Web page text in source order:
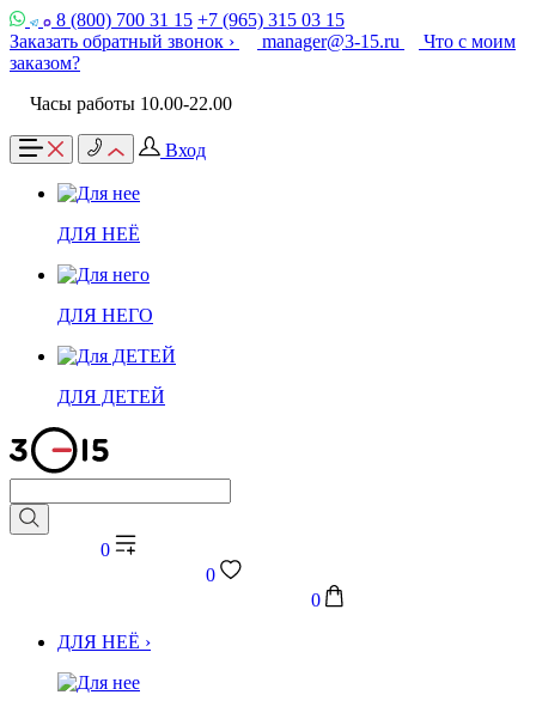
8 (800) 700 31 15 +7 (965) 315 03 15
Заказать обратный звонок ›
manager@3-15.ru
Что с моим
заказом?
Часы работы 10.00-22.00
Вход
ДЛЯ НЕЁ
ДЛЯ НЕГО
ДЛЯ ДЕТЕЙ
0
0
0
ДЛЯ НЕЁ ›